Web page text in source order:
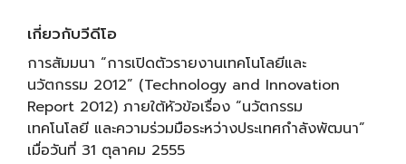
เกี่ยวกับวีดีโอ
การสัมมนา “การเปิดตัวรายงานเทคโนโลยีและ
นวัตกรรม 2012” (Technology and Innovation
Report 2012) ภายใต้หัวข้อเรื่อง “นวัตกรรม
เทคโนโลยี และความร่วมมือระหว่างประเทศกำลังพัฒนา”
เมื่อวันที่ 31 ตุลาคม 2555